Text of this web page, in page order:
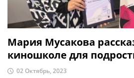
Мария Мусакова
киношколе для
02 Октябрь, 2023